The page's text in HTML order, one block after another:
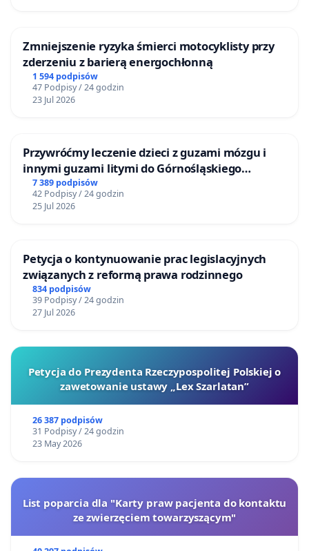
Prawnej Ochrony Zwierząt i Kontroli Obywatelskiej
„Lex Nova"
Izabela Kadłucka - Prezes Zarządu Fundacji
Szymon Osowski - Prezes Zarządu Stowarzyszenia
Sieć Obywatelska Watchdog Polska
Cezary Wyszyński - Prezes Zarządu Fundacji
Zmniejszenie ryzyka śmierci motocyklisty przy
zderzeniu z barierą energochłonną
1 594 podpisów
47 Podpisy / 24 godzin
23 Jul 2026
Przywróćmy leczenie dzieci z guzami mózgu i
innymi guzami litymi do Górnośląskiego
Centrum Zdrowia Dziecka w Katowicach
7 389 podpisów
42 Podpisy / 24 godzin
25 Jul 2026
Petycja o kontynuowanie prac legislacyjnych
związanych z reformą prawa rodzinnego
834 podpisów
39 Podpisy / 24 godzin
27 Jul 2026
Petycja do Prezydenta Rzeczypospolitej Polskiej o
zawetowanie ustawy „Lex Szarlatan”
26 387 podpisów
31 Podpisy / 24 godzin
23 May 2026
List poparcia dla "Karty praw pacjenta do kontaktu
ze zwierzęciem towarzyszącym"